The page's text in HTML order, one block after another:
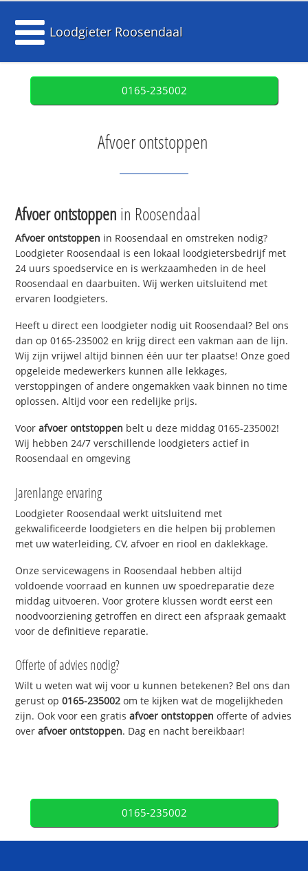
Loodgieter Roosendaal
0165-235002
Afvoer ontstoppen
Afvoer ontstoppen in Roosendaal
Afvoer ontstoppen in Roosendaal en omstreken nodig?
Loodgieter Roosendaal is een lokaal loodgietersbedrijf met
24 uurs spoedservice en is werkzaamheden in de heel
Roosendaal en daarbuiten. Wij werken uitsluitend met
ervaren loodgieters.
Heeft u direct een loodgieter nodig uit Roosendaal? Bel ons
dan op 0165-235002 en krijg direct een vakman aan de lijn.
Wij zijn vrijwel altijd binnen één uur ter plaatse! Onze goed
opgeleide medewerkers kunnen alle lekkages,
verstoppingen of andere ongemakken vaak binnen no time
oplossen. Altijd voor een redelijke prijs.
Voorafvoer ontstoppen belt u deze middag 0165-235002!
Wij hebben 24/7 verschillende loodgieters actief in
Roosendaal en omgeving
Jarenlange ervaring
Loodgieter Roosendaal werkt uitsluitend met
gekwalificeerde loodgieters en die helpen bij problemen
met uw waterleiding, CV, afvoer en riool en daklekkage.
Onze servicewagens in Roosendaal hebben altijd
voldoende voorraad en kunnen uw spoedreparatie deze
middag uitvoeren. Voor grotere klussen wordt eerst een
noodvoorziening getroffen en direct een afspraak gemaakt
voor de definitieve reparatie.
Offerte of advies nodig?
Wilt u weten wat wij voor u kunnen betekenen? Bel ons dan
gerust op0165-235002 om te kijken wat de mogelijkheden
zijn. Ook voor een gratisafvoer ontstoppen offerte of advies
overafvoer ontstoppen. Dag en nacht bereikbaar!
0165-235002